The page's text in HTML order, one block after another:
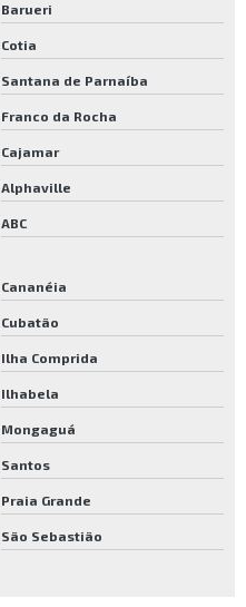
Barueri
Cotia
Santana de Parnaíba
Franco da Rocha
Cajamar
Alphaville
ABC
Cananéia
Cubatão
Ilha Comprida
Ilhabela
Mongaguá
Santos
Praia Grande
São Sebastião